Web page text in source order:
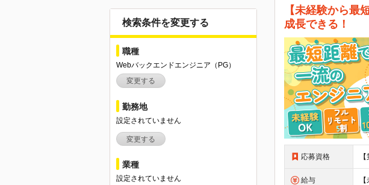
検索条件を変更する
職種
Webバックエンドエンジニア（PG）
変更する
勤務地
設定されていません
変更する
業種
設定されていません
【未経験から最
成長できる！
応募資格
給与